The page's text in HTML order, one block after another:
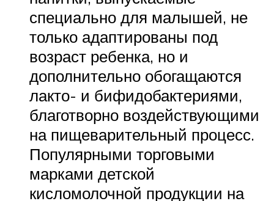
специально для малышей, не
только адаптированы под
возраст ребенка, но и
дополнительно обогащаются
лакто- и бифидобактериями,
благотворно воздействующими
на пищеварительный процесс.
Популярными торговыми
марками детской
кисломолочной продукции на